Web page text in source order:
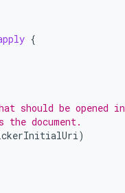
{
should be opened in
document.
)